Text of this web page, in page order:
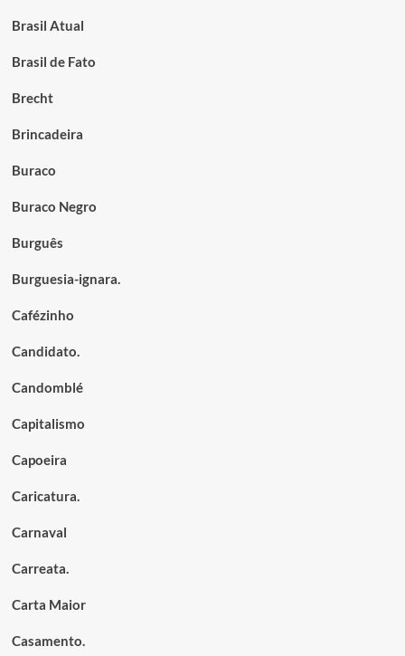
Brasil Atual
Brasil de Fato
Brecht
Brincadeira
Buraco
Buraco Negro
Burguês
Burguesia-ignara.
Cafézinho
Candidato.
Candomblé
Capitalismo
Capoeira
Caricatura.
Carnaval
Carreata.
Carta Maior
Casamento.